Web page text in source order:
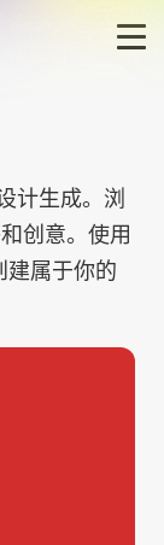
计生成。浏
创意。使用
建属于你的